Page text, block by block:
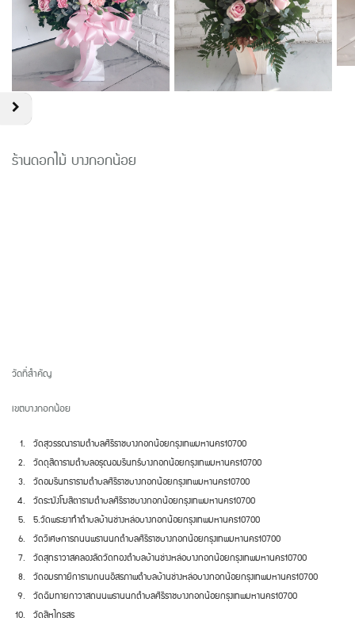
ร้านดอกไม้ บางกอกน้อย
วัดที่สำคัญ
เขตบางกอกน้อย
วัดสุวรรณารามตำบลศิริราชบางกอกน้อยกรุงเทพมหานคร10700
วัดดุสิดารามตำบลอรุณอมรินทร์บางกอกน้อยกรุงเทพมหานคร10700
วัดอมรินทรารามตำบลศิริราชบางกอกน้อยกรุงเทพมหานคร10700
วัดระฆังโฆสิตารามตำบลศิริราชบางกอกน้อยกรุงเทพมหานคร10700
5.วัดพระยาทำตำบลบ้านช่างหล่อบางกอกน้อยกรุงเทพมหานคร10700
วัดวิเศษการถนนพรานนกตำบลศิริราชบางกอกน้อยกรุงเทพมหานคร10700
วัดสุทธาวาสคลองลัดวัดทองตำบลบ้านช่างหล่อบางกอกน้อยกรุงเทพมหานคร10700
วัดอมรทายิการามถนนอิสรภาพตำบลบ้านช่างหล่อบางกอกน้อยกรุงเทพมหานคร10700
วัดฉิมทายกาวาสถนนพรานนกตำบลศิริราชบางกอกน้อยกรุงเทพมหานคร10700
วัดสีหไกรสร